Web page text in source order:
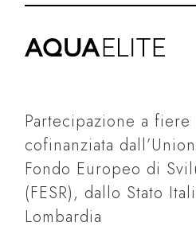
Partecipazione a
cofinanziata
Fondo Europeo di
(FESR), dallo Stato
Lombardia